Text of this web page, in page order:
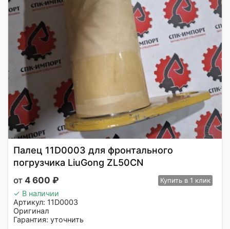
Палец 11D0003 для фронтального
погрузчика LiuGong ZL50CN
4 600 ₽ Купить в 1 клик
✓ В наличии
Артикул: 11D0003
Оригинал
Гарантия: уточнить